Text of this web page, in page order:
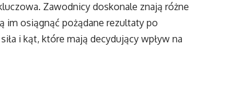
Zawodnicy doskonale znają różne
im osiągnąć pożądane rezultaty po
i kąt, które mają decydujący wpływ na